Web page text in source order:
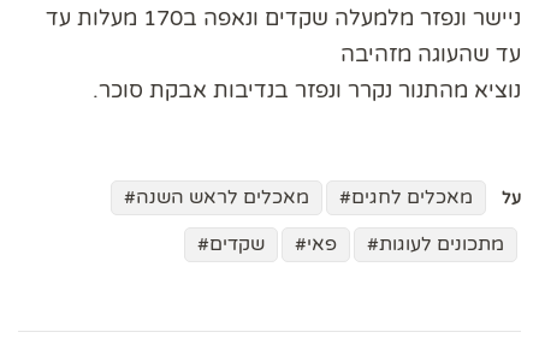
ניישר ונפזר מלמעלה שקדים ונאפה ב170 מעלות עד
עד שהעוגה מזהיבה
נוציא מהתנור נקרר ונפזר בנדיבות אבקת סוכר.
על מאכלים לחגים
מאכלים לראש השנה
מתכונים לעוגות
פאי שקדים